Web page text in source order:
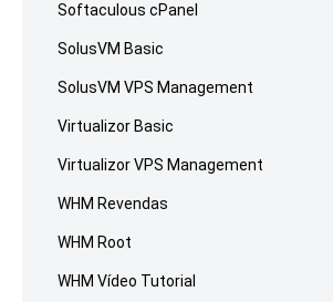
Softaculous cPanel
SolusVM Basic
SolusVM VPS Management
Virtualizor Basic
Virtualizor VPS Management
WHM Revendas
WHM Root
WHM Vídeo Tutorial